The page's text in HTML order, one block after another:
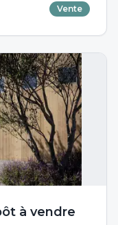
Vente
à vendre